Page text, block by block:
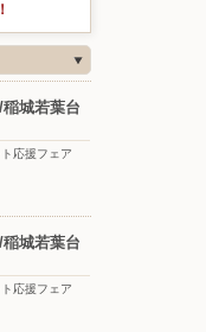
城若葉台
応援フェア
城若葉台
応援フェア